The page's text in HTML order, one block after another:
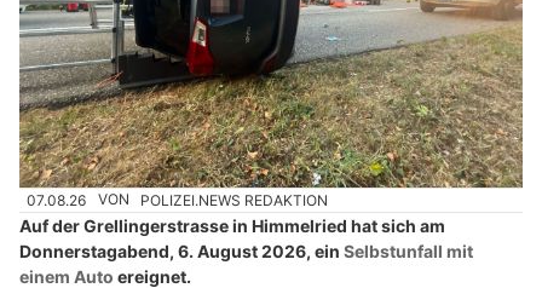
07.08.26 VON POLIZEI.NEWS REDAKTION
Auf der Grellingerstrasse in Himmelried hat sich am
Donnerstagabend, 6. August 2026, ein Selbstunfall mit
einem Auto ereignet.